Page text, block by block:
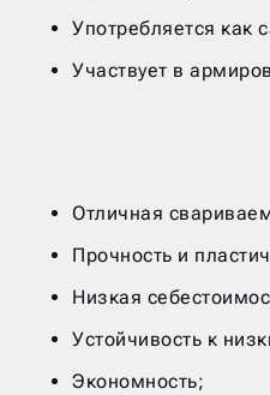
Употребляется как
Участвует в
Отличная
Прочность и
Низкая
Устойчивость к
Экономность;